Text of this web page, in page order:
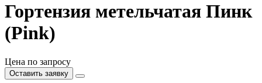
Гортензия метельчатая Пинк
(Pink)
Цена по запросу
Оставить заявку